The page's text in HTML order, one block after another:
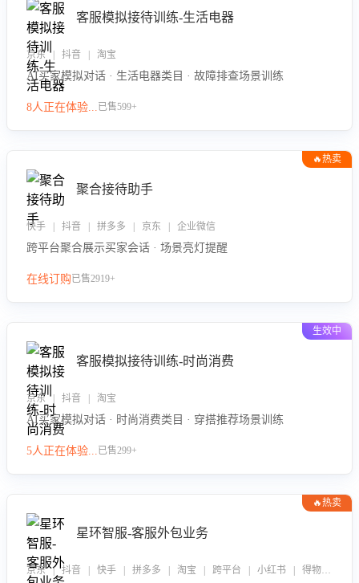
客服模拟接待训练-生活电器
京东 | 抖音 | 淘宝
AI买家模拟对话 · 生活电器类目 · 故障排查场景训练
8人正在体验...已售599+
🔥热卖
聚合接待助手
快手 | 抖音 | 拼多多 | 京东 | 企业微信
跨平台聚合展示买家会话 · 场景亮灯提醒
在线订购已售2919+
生效中
客服模拟接待训练-时尚消费
京东 | 抖音 | 淘宝
AI买家模拟对话 · 时尚消费类目 · 穿搭推荐场景训练
5人正在体验...已售299+
🔥热卖
星环智服-客服外包业务
京东 | 抖音 | 快手 | 拼多多 | 淘宝 | 跨平台 | 小红书 | 得物 | 企业微信